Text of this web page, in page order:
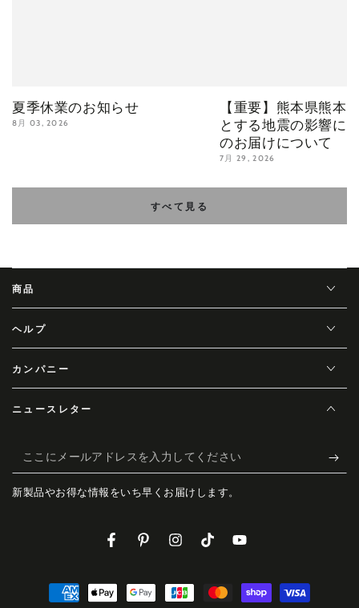
夏季休業のお知らせ
8月 03, 2026
【重要】熊本県熊本
とする地震の影響に
のお届けについて
7月 29, 2026
すべて見る
商品
ヘルプ
カンパニー
ニュースレター
こ
こ
に
新製品やお得な情報をいち早くお届けします。
FacebookPinterestInstagramTikTokYouTube